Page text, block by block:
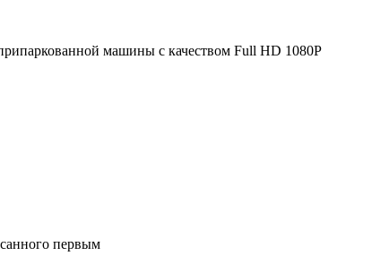
машины с качеством Full HD 1080P
первым